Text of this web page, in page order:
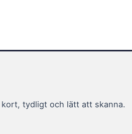
tydligt och lätt att skanna.